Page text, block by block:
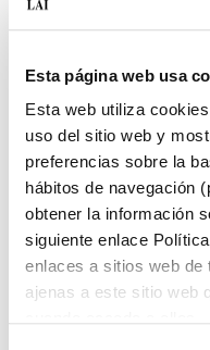
Esta página web usa
Esta web utiliza
uso del sitio web y
preferencias sobre la
hábitos de navegación
obtener la información
siguiente enlace
enlaces a sitios web
ajenas a este sitio web